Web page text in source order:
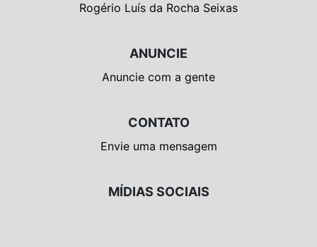
Rogério Luís da Rocha Seixas
ANUNCIE
Anuncie com a gente
CONTATO
Envie uma mensagem
MÍDIAS SOCIAIS